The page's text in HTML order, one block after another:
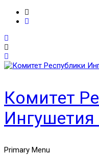
Комитет
Ингушетия
Primary Menu